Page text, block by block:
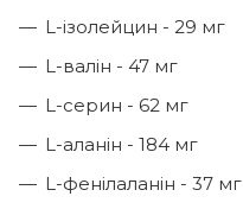
L-ізолейцин - 29 мг
L-валін - 47 мг
L-серин - 62 мг
L-аланін - 184 мг
L-фенілаланін - 37 мг